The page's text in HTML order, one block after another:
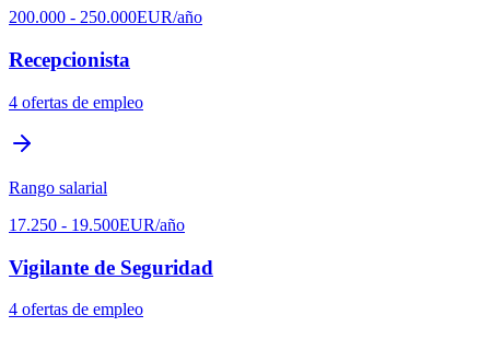
200.000 - 250.000EUR/año
Recepcionista
4 ofertas de empleo
Rango salarial
17.250 - 19.500EUR/año
Vigilante de Seguridad
4 ofertas de empleo